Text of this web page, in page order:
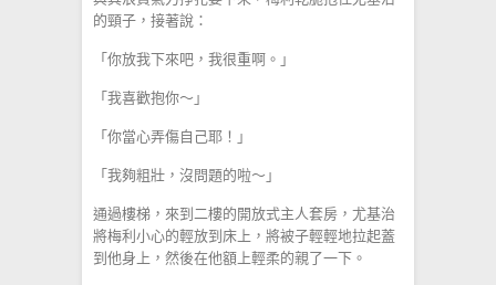
的頸子，接著說：
「你放我下來吧，我很重啊。」
「我喜歡抱你～」
「你當心弄傷自己耶！」
「我夠粗壯，沒問題的啦～」
通過樓梯，來到二樓的開放式主人套房，尤基治
將梅利小心的輕放到床上，將被子輕輕地拉起蓋
到他身上，然後在他額上輕柔的親了一下。